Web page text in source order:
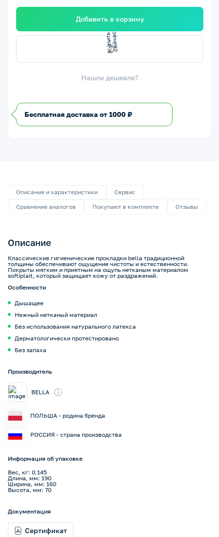
Добавить в корзину
К
у
п
и
т
ь
с
е
й
ч
а
с
Нашли дешевле?
Бесплатная доставка от 1000 ₽
Описание и характеристики
Сервис
Сравнение аналогов
Покупают в комплекте Отзывы
Описание
Классические гигиенические прокладки bella традиционной
толщины обеспечивают ощущение чистоты и естественности.
Покрыты мягким и приятным на ощупь нетканым материалом
softiplait, который защищает кожу от раздражений.
Особенности
Дышащее
Нежный нетканый материал
Без использования натурального латекса
Дерматологически протестировано
Без запаха
Производитель
BELLA i
ПОЛЬША - родина бренда
РОССИЯ - страна производства
Информация об упаковке
Вес, кг: 0.145
Длина, мм: 190
Ширина, мм: 160
Высота, мм: 70
Документация
Сертификат